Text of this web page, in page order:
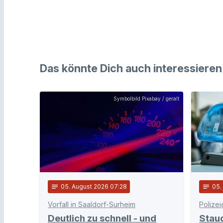
Das könnte Dich auch interessieren
Symbolbild Pixabay / geralt
notes 05. August 2026 07:28
Vorfall in Saaldorf-Surheim
Deutlich zu schnell - und
notes 05